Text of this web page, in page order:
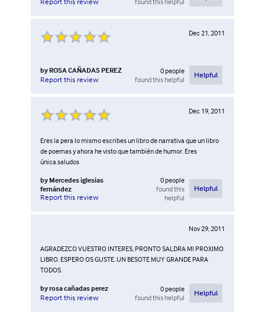
Report this review
Dec 21, 2011
by ROSA CAÑADAS PEREZ
Report this review
0people
found this helpful
Helpful
Dec 19, 2011
Eres la pera lo mismo escribes un libro de narrativa que un libro
de poemas y ahora he visto que también de humor. Eres
única.saludos
by Mercedes iglesias
fernández
Report this review
0people
found this
helpful
Helpful
Nov 29, 2011
AGRADEZCO VUESTRO INTERES, PRONTO SALDRA MI PROXIMO
LIBRO. ESPERO OS GUSTE. UN BESOTE MUY GRANDE PARA
TODOS.
byrosa cañadas perez
Report this review
0people
found this helpful
Helpful